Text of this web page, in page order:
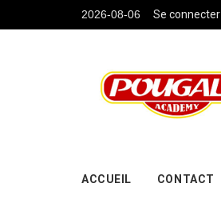
2026-08-06 Se connecter
ACCUEIL CONTACT